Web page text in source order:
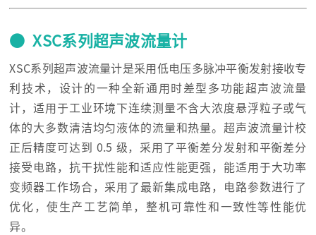
● XSC系列超声波流量计
XSC系列超声波流量计是采用低电压多脉冲平衡发射接收专
利技术，设计的一种全新通用时差型多功能超声波流量
计，适用于工业环境下连续测量不含大浓度悬浮粒子或气
体的大多数清洁均匀液体的流量和热量。超声波流量计校
正后精度可达到 0.5 级，采用了平衡差分发射和平衡差分
接受电路，抗干扰性能和适应性能更强，能适用于大功率
变频器工作场合，采用了最新集成电路，电路参数进行了
优化，使生产工艺简单，整机可靠性和一致性等性能优
异。